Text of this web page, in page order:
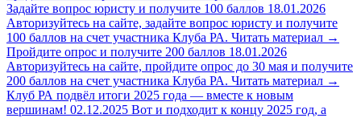
Задайте вопрос юристу и получите 100 баллов 18.01.2026
Авторизуйтесь на сайте, задайте вопрос юристу и получите
100 баллов на счет участника Клуба РА. Читать материал →
Пройдите опрос и получите 200 баллов 18.01.2026
Авторизуйтесь на сайте, пройдите опрос до 30 мая и получите
200 баллов на счет участника Клуба РА. Читать материал →
Клуб РА подвёл итоги 2025 года — вместе к новым
вершинам! 02.12.2025 Вот и подходит к концу 2025 год, а